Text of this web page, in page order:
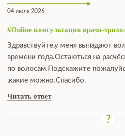
04 июля 2026
#Online консультация врача-
Здравствуйте,у меня выпадают
времени года.Остаються на
по волосам.Подскажите
,какие можно.Спасибо.
Читать ответ